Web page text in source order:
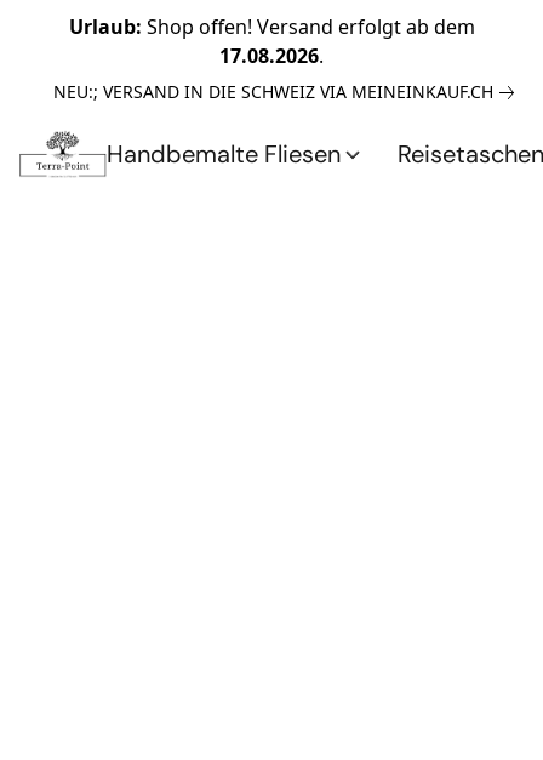
Urlaub: Shop offen! Versand erfolgt ab dem
17.08.2026.
NEU:; VERSAND IN DIE SCHWEIZ VIA MEINEINKAUF.CH
Handbemalte Fliesen